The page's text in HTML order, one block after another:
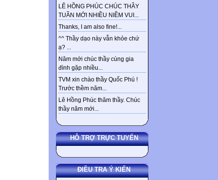
LÊ HỒNG PHÚC CHÚC THẦY
TUẦN MỚI NHIỀU NIỀM VUI...
Thanks, I am also fine!...
^^ Thầy dạo này vẫn khỏe chứ
ạ? ...
Năm mới chúc thầy cùng gia
đình gặp nhiều...
TVM xin chào thầy Quốc Phú !
Trước thềm năm...
Lê Hồng Phúc thăm thầy. Chúc
thầy năm mới...
HỖ TRỢ TRỰC TUYẾN
ĐIỀU TRA Ý KIẾN